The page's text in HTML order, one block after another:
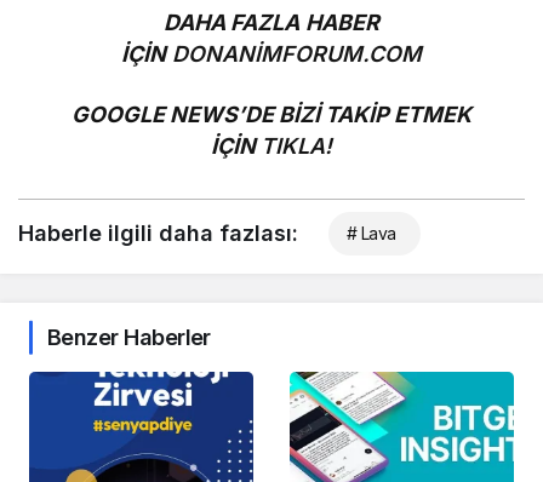
DAHA FAZLA HABER
İÇİNDONANİMFORUM.COM
GOOGLE NEWS’DE BİZİ TAKİP ETMEK
İÇİN TIKLA!
Haberle ilgili daha fazlası: # Lava
Benzer Haberler